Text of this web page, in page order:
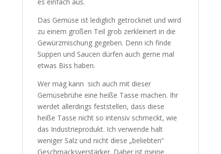
Das Gemüse ist lediglich getrocknet und wird
zu einem großen Teil grob zerkleinert in die
Gewürzmischung gegeben. Denn ich finde
Suppen und Saucen dürfen auch gerne mal
etwas Biss haben.
Wer mag kann sich auch mit dieser
Gemüsebrühe eine heiße Tasse machen. Ihr
werdet allerdings feststellen, dass diese
heiße Tasse nicht so intensiv schmeckt, wie
das Industrieprodukt. Ich verwende halt
weniger Salz und nicht diese „beliebten“
Geschmacksverstärker. Daher ist meine